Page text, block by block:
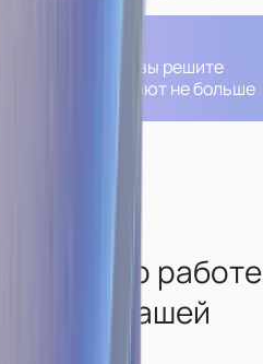
понравится и вы решите
обычно занимают не больше
по работе
от нашей